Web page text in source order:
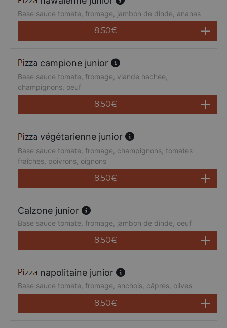
Base sauce tomate, fromage, jambon de dinde, ananas
8.50€
campione junior
Base sauce tomate, fromage, viande hachée,
champignons, oeuf
8.50€
végétarienne junior
Base sauce tomate, fromage, champignons, tomates
fraîches, poivrons, oignons
8.50€
Calzone junior
Base sauce tomate, fromage, jambon de dinde, oeuf
8.50€
napolitaine junior
Base sauce tomate, fromage, anchois, câpres, olives
8.50€